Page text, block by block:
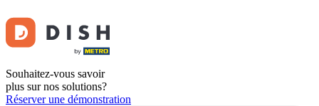
Souhaitez-vous savoir
plus sur nos solutions?
Réserver une démonstration